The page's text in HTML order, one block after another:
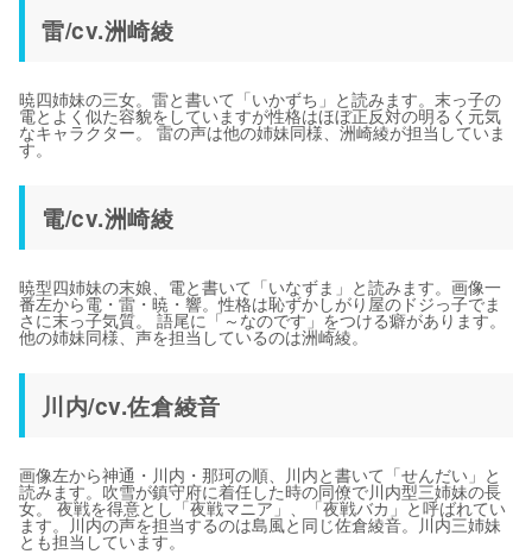
雷/cv.洲崎綾
暁四姉妹の三女。雷と書いて「いかずち」と読みます。末っ子の
電とよく似た容貌をしていますが性格はほぼ正反対の明るく元気
なキャラクター。 雷の声は他の姉妹同様、洲崎綾が担当していま
す。
電/cv.洲崎綾
暁型四姉妹の末娘、電と書いて「いなずま」と読みます。画像一
番左から電・雷・暁・響。性格は恥ずかしがり屋のドジっ子でま
さに末っ子気質。 語尾に「～なのです」をつける癖があります。
他の姉妹同様、声を担当しているのは洲崎綾。
川内/cv.佐倉綾音
画像左から神通・川内・那珂の順、川内と書いて「せんだい」と
読みます。吹雪が鎮守府に着任した時の同僚で川内型三姉妹の長
女。 夜戦を得意とし「夜戦マニア」、「夜戦バカ」と呼ばれてい
ます。川内の声を担当するのは島風と同じ佐倉綾音。川内三姉妹
とも担当しています。